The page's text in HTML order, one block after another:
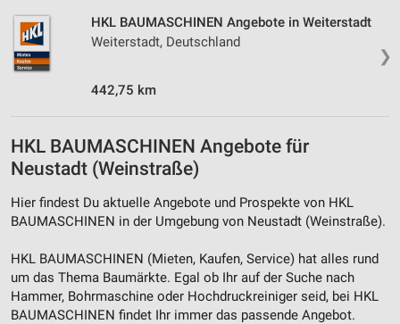
❯
HKL BAUMASCHINEN Angebote in Weiterstadt
Weiterstadt, Deutschland
442,75 km
HKL BAUMASCHINEN Angebote für
Neustadt (Weinstraße)
Hier findest Du aktuelle Angebote und Prospekte von HKL
BAUMASCHINEN in der Umgebung von Neustadt (Weinstraße).
HKL BAUMASCHINEN (Mieten, Kaufen, Service) hat alles rund
um das Thema Baumärkte. Egal ob Ihr auf der Suche nach
Hammer, Bohrmaschine oder Hochdruckreiniger seid, bei HKL
BAUMASCHINEN findet Ihr immer das passende Angebot.
Verwendung von Profilen zur Auswahl
personalisierter Inhalte
Messung der Werbeleistung
Analyse von Zielgruppen durch Statistiken oder
Kombinationen von Daten aus verschiedenen
Quellen
Verwendung reduzierter Daten zur Auswahl von
Inhalten
IAB-Besonderheiten: